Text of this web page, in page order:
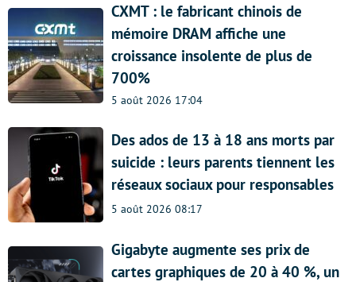
CXMT : le fabricant chinois de
mémoire DRAM affiche une
croissance insolente de plus de
700%
5 août 2026 17:04
Des ados de 13 à 18 ans morts par
suicide : leurs parents tiennent les
réseaux sociaux pour responsables
5 août 2026 08:17
Gigabyte augmente ses prix de
cartes graphiques de 20 à 40 %, un